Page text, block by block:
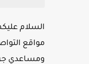
السلام
مواقع